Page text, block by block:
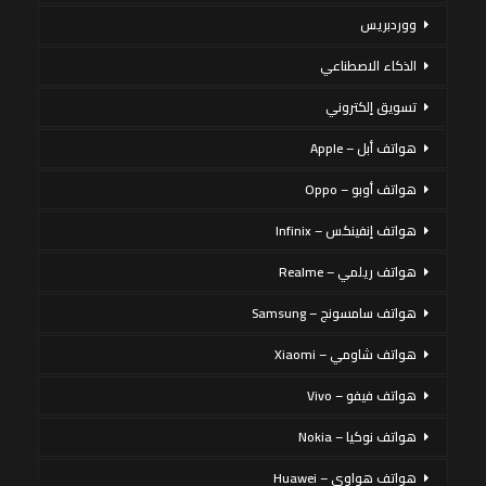
ووردبريس
الذكاء الاصطناعي
تسويق إلكتروني
هواتف أبل – Apple
هواتف أوبو – Oppo
هواتف إنفينكس – Infinix
هواتف ريلمي – Realme
هواتف سامسونج – Samsung
هواتف شاومي – Xiaomi
هواتف فيفو – Vivo
هواتف نوكيا – Nokia
هواتف هواوي – Huawei